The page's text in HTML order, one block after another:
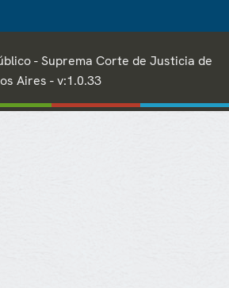
- Suprema Corte de Justicia de
Aires - v:1.0.33